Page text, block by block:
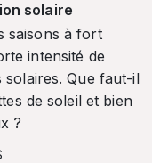
solaire
saisons à fort
intensité de
Que faut-il
de soleil et bien
?